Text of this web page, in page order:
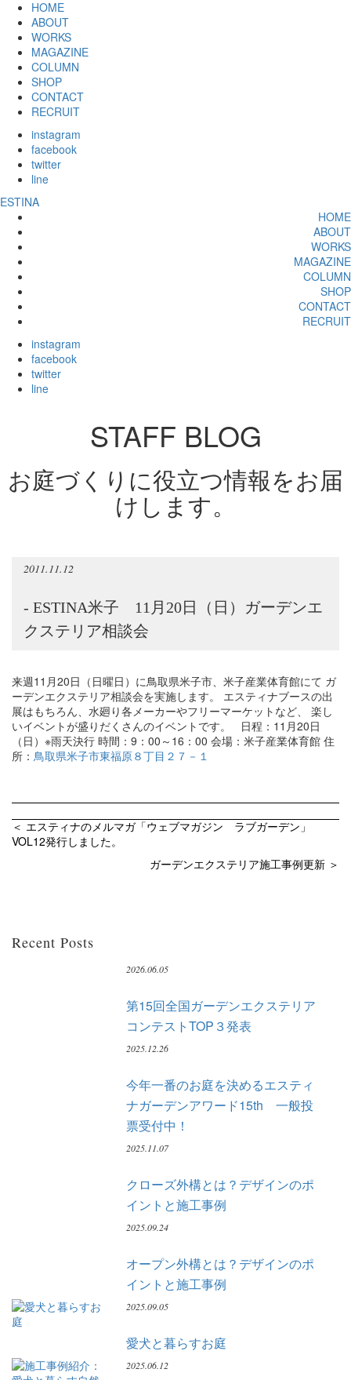
HOME
ABOUT
WORKS
MAGAZINE
COLUMN
SHOP
CONTACT
RECRUIT
instagram
facebook
twitter
line
ESTINA
HOME
ABOUT
WORKS
MAGAZINE
COLUMN
SHOP
CONTACT
RECRUIT
instagram
facebook
twitter
line
STAFF BLOG
お庭づくりに役立つ情報をお届
けします。
2011.11.12
- ESTINA米子 11月20日（日）ガーデンエ
クステリア相談会
来週11月20日（日曜日）に鳥取県米子市、米子産業体育館にて ガ
ーデンエクステリア相談会を実施します。 エスティナブースの出
展はもちろん、水廻り各メーカーやフリーマーケットなど、 楽し
いイベントが盛りだくさんのイベントです。 日程：11月20日
（日）※雨天決行 時間：9：00～16：00 会場：米子産業体育館 住
所： 鳥取県米子市東福原８丁目２７－１
＜ エスティナのメルマガ「ウェブマガジン ラブガーデン」
VOL12発行しました。
ガーデンエクステリア施工事例更新 ＞
Recent Posts
2026.06.05
第15回全国ガーデンエクステリア
コンテストTOP３発表
2025.12.26
今年一番のお庭を決めるエスティ
ナガーデンアワード15th 一般投
票受付中！
2025.11.07
クローズ外構とは？デザインのポ
イントと施工事例
2025.09.24
オープン外構とは？デザインのポ
イントと施工事例
2025.09.05
愛犬と暮らすお庭
2025.06.12